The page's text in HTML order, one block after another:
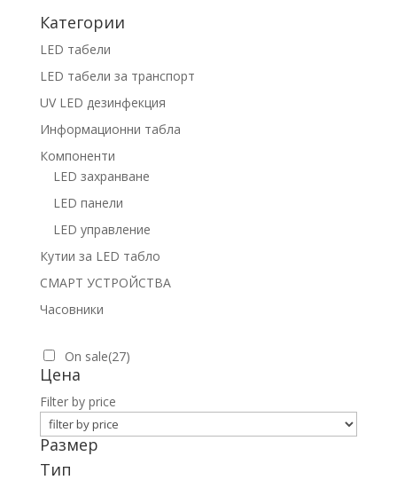
Категории
LED табели
LED табели за транспорт
UV LED дезинфекция
Информационни табла
Компоненти
LED захранване
LED панели
LED управление
Кутии за LED табло
СМАРТ УСТРОЙСТВА
Часовники
On sale(27)
Цена
Filter by price
Размер
Тип